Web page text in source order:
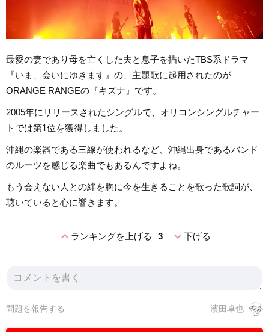
最愛の妻であり母を亡くした夫と息子を描いたTBS系ドラマ
『いま、会いにゆきます』の、主題歌に起用されたのが
ORANGE RANGEの『キズナ』です。
2005年にリリースされたシングルで、オリコンシングルチャー
トでは第1位を獲得しました。
沖縄の楽器である三線が使われるなど、沖縄出身であるバンド
のルーツを感じる楽曲でもあるんですよね。
もう会えない人との絆を胸に今を生きることを歌った歌詞が、
聴いていると心に響きます。
expand_lessランキングを上げる 3 expand_more下げる
濱田卓也
問題を報告する